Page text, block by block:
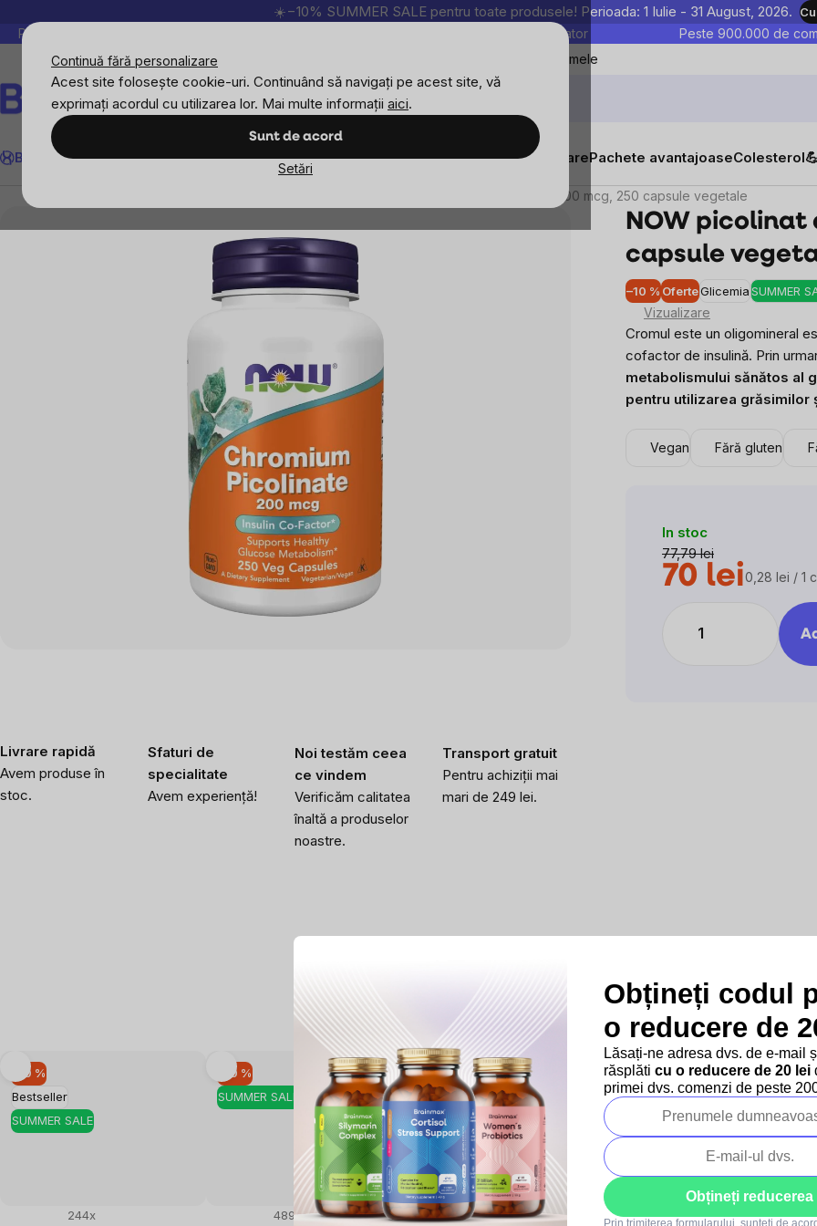
Continuă fără personalizare
Acest site folosește cookie-uri. Continuând să navigați pe acest site, vă
exprimați acordul cu utilizarea lor. Mai multe informații aici.
Sunt de acord
Setări
☀️−10% SUMMER SALE pentru toate produsele! Perioada: 1 Iulie - 31 August, 2026.
Peste 200.000 de recenzii verificate Produsele noastre sunt testate în laborator Peste 900.000 de
Favoritele mele
Căutare
BrainMax
SportImunitateFemeiBărbațiCopiiObiectiveNoutățiSuplimente alimentarePachete avantajoaseColesterol
NOW picolinat de crom, 200 mcg, 250 capsule vegetale
NOW picolinat
capsule
–10 % OferteGlicemiaSUMMER
Livrare rapidă
Avem produse în
stoc.
Sfaturi de
specialitate
Avem experiență!
Noi testăm ceea
ce vindem
Verificăm calitatea
înaltă a produselor
noastre.
Transport gratuit
Pentru achiziții mai
mari de 249 lei.
Vizualizare
Cromul este un oligomineral
cofactor de insulină. Prin
metabolismului sănătos al
pentru utilizarea grăsimilor
Vegan Fără gluten
In stoc
77,79 lei
70 leiEvaluare
0,28 lei / 1
Produse asociate
Bestseller
SUMMER SALE
–10 %
244x
SUMMER SALE
–10 %
489x
SUMMER SALE
–10 %
32x
SUMMER SALE
–10 %
94x
Obțineți codul
o reducere de
Lăsați-ne adresa dvs. de e-mail
răsplăti cu o reducere de 20 lei
primei dvs. comenzi de peste
Obțineți reducerea
Prin trimiterea formularului, sunteți de